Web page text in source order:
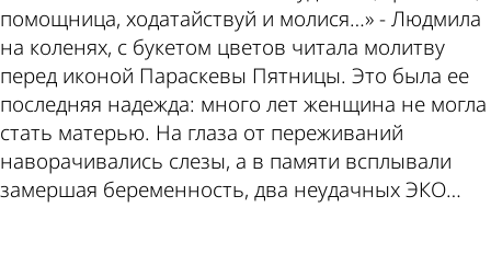
помощница, ходатайствуй и молися…» - Людмила
на коленях, с букетом цветов читала молитву
перед иконой Параскевы Пятницы. Это была ее
последняя надежда: много лет женщина не могла
стать матерью. На глаза от переживаний
наворачивались слезы, а в памяти всплывали
замершая беременность, два неудачных ЭКО…
пишет
по этой
валют
в Пензе